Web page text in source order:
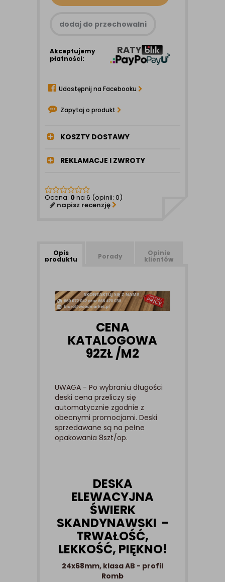
dodaj do przechowalni
Akceptujemy
płatności:
RATY
Udostępnij na Facebooku
Zapytaj o produkt
KOSZTY DOSTAWY
REKLAMACJE I ZWROTY
Ocena: 0na 6 (opinii: 0)
napisz recenzję
Opis
produktu Porady Opinie
klientów
CENA
KATALOGOWA
92ZŁ /M2
UWAGA - Po wybraniu długości
deski cena przeliczy się
automatycznie zgodnie z
obecnymi promocjami. Deski
sprzedawane są na pełne
opakowania 8szt/op.
DESKA
ELEWACYJNA
ŚWIERK
SKANDYNAWSKI -
TRWAŁOŚĆ,
LEKKOŚĆ, PIĘKNO!
24x68mm, klasa AB - profil
Romb